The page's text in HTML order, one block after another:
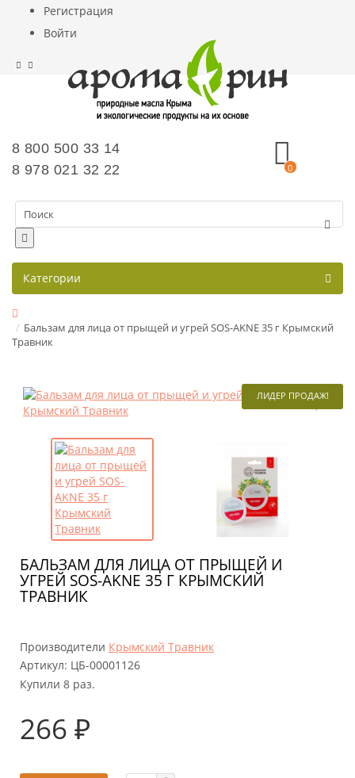
Регистрация
Войти
8 800 500 33 14
8 978 021 32 22
0
Категории
Бальзам для лица от прыщей и угрей SOS-AKNE 35 г Крымский
Травник
ЛИДЕР ПРОДАЖ!
БАЛЬЗАМ ДЛЯ ЛИЦА ОТ ПРЫЩЕЙ И
УГРЕЙ SOS-AKNE 35 Г КРЫМСКИЙ
ТРАВНИК
Производители Крымский Травник
Артикул: ЦБ-00001126
Купили 8 раз.
266 ₽